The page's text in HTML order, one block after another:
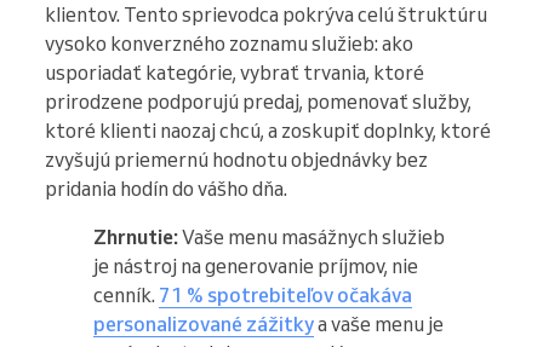
klientov. Tento sprievodca pokrýva celú štruktúru
vysoko konverzného zoznamu služieb: ako
usporiadať kategórie, vybrať trvania, ktoré
prirodzene podporujú predaj, pomenovať služby,
ktoré klienti naozaj chcú, a zoskupiť doplnky, ktoré
zvyšujú priemernú hodnotu objednávky bez
pridania hodín do vášho dňa.
Zhrnutie:Vaše menu masážnych služieb
je nástroj na generovanie príjmov, nie
cenník. 71 % spotrebiteľov očakáva
personalizované zážitkya vaše menu je